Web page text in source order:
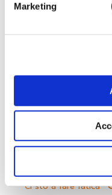
Marketing
Attività
Ci sto a fare fatica